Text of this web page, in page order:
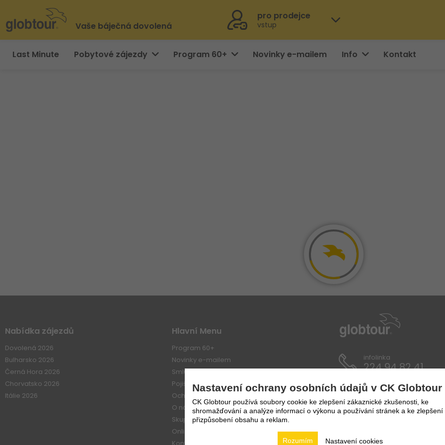
Vaše báječná dovolená
pro prodejce
vstup
Last Minute Pobytové zájezdy Program 60+ Novinky e-mailem Info Kontakt
Nabídka zájezdů
Dovolená 2026
Bulharsko 2026
Černá Hora 2026
Chorvatsko 2026
Itálie 2026
Hlavní Menu
Program 60+
Novinky e-mailem
Smluvní vztahy
Pojištení
Ochrana osobních údajů
O nás
Skupiny
Online platba
infolinka
224 94 82 41
Nastavení ochrany osobních údajů v CK Globtour
CK Globtour používá soubory cookie ke zlepšení zákaznické zkušenosti, ke
shromažďování a analýze informací o výkonu a používání stránek a ke zlepšení
přizpůsobení obsahu a reklam.
Nastavení cookies
Rozumím